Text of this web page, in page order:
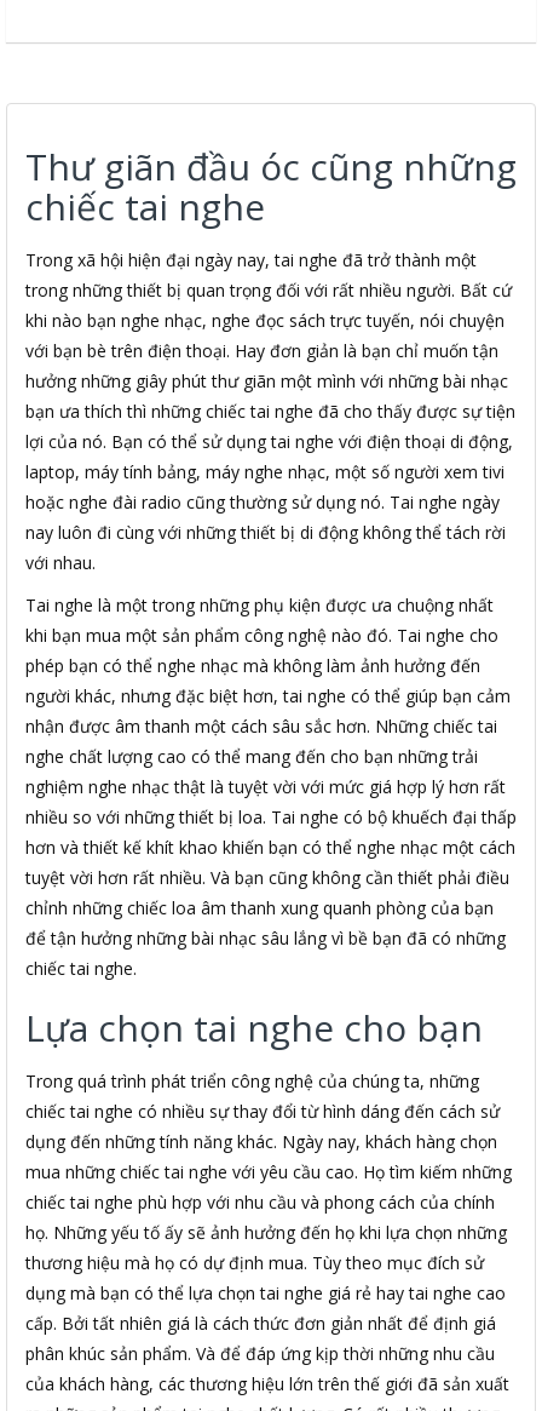
Thư giãn đầu óc cũng những
chiếc tai nghe
Trong xã hội hiện đại ngày nay, tai nghe đã trở thành một
trong những thiết bị quan trọng đối với rất nhiều người. Bất cứ
khi nào bạn nghe nhạc, nghe đọc sách trực tuyến, nói chuyện
với bạn bè trên điện thoại. Hay đơn giản là bạn chỉ muốn tận
hưởng những giây phút thư giãn một mình với những bài nhạc
bạn ưa thích thì những chiếc tai nghe đã cho thấy được sự tiện
lợi của nó. Bạn có thể sử dụng tai nghe với điện thoại di động,
laptop, máy tính bảng, máy nghe nhạc, một số người xem tivi
hoặc nghe đài radio cũng thường sử dụng nó. Tai nghe ngày
nay luôn đi cùng với những thiết bị di động không thể tách rời
với nhau.
Tai nghe là một trong những phụ kiện được ưa chuộng nhất
khi bạn mua một sản phẩm công nghệ nào đó. Tai nghe cho
phép bạn có thể nghe nhạc mà không làm ảnh hưởng đến
người khác, nhưng đặc biệt hơn, tai nghe có thể giúp bạn cảm
nhận được âm thanh một cách sâu sắc hơn. Những chiếc tai
nghe chất lượng cao có thể mang đến cho bạn những trải
nghiệm nghe nhạc thật là tuyệt vời với mức giá hợp lý hơn rất
nhiều so với những thiết bị loa. Tai nghe có bộ khuếch đại thấp
hơn và thiết kế khít khao khiến bạn có thể nghe nhạc một cách
tuyệt vời hơn rất nhiều. Và bạn cũng không cần thiết phải điều
chỉnh những chiếc loa âm thanh xung quanh phòng của bạn
để tận hưởng những bài nhạc sâu lắng vì bề bạn đã có những
chiếc tai nghe.
Lựa chọn tai nghe cho bạn
Trong quá trình phát triển công nghệ của chúng ta, những
chiếc tai nghe có nhiều sự thay đổi từ hình dáng đến cách sử
dụng đến những tính năng khác. Ngày nay, khách hàng chọn
mua những chiếc tai nghe với yêu cầu cao. Họ tìm kiếm những
chiếc tai nghe phù hợp với nhu cầu và phong cách của chính
họ. Những yếu tố ấy sẽ ảnh hưởng đến họ khi lựa chọn những
thương hiệu mà họ có dự định mua. Tùy theo mục đích sử
dụng mà bạn có thể lựa chọn tai nghe giá rẻ hay tai nghe cao
cấp. Bởi tất nhiên giá là cách thức đơn giản nhất để định giá
phân khúc sản phẩm. Và để đáp ứng kịp thời những nhu cầu
của khách hàng, các thương hiệu lớn trên thế giới đã sản xuất